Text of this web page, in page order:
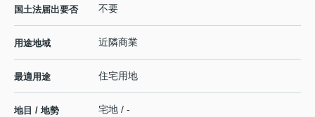
国土法届出要否 不要
用途地域 近隣商業
最適用途 住宅用地
地目 / 地勢 宅地 / -